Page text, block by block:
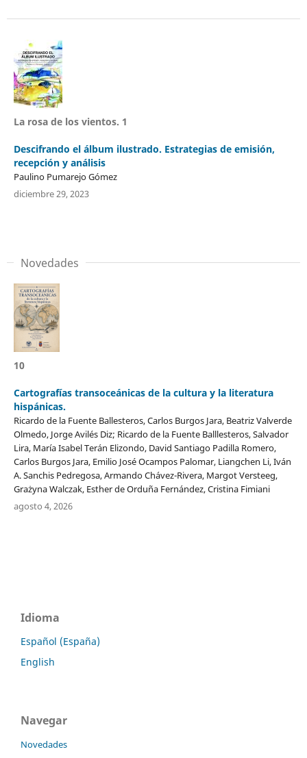
La rosa de los vientos. 1
Descifrando el álbum ilustrado. Estrategias de emisión,
recepción y análisis
Paulino Pumarejo Gómez
diciembre 29, 2023
Novedades
10
Cartografías transoceánicas de la cultura y la literatura
hispánicas.
Ricardo de la Fuente Ballesteros, Carlos Burgos Jara, Beatriz Valverde
Olmedo, Jorge Avilés Diz; Ricardo de la Fuente Balllesteros, Salvador
Lira, María Isabel Terán Elizondo, David Santiago Padilla Romero,
Carlos Burgos Jara, Emilio José Ocampos Palomar, Liangchen Li, Iván
A. Sanchis Pedregosa, Armando Chávez-Rivera, Margot Versteeg,
Grażyna Walczak, Esther de Orduña Fernández, Cristina Fimiani
agosto 4, 2026
Idioma
Español (España)
English
Navegar
Novedades